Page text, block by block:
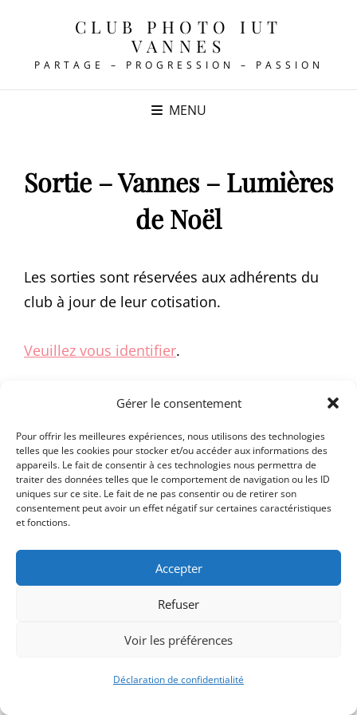
Gérer le consentement
Pour offrir les meilleures expériences, nous utilisons des technologies
telles que les cookies pour stocker et/ou accéder aux informations des
appareils. Le fait de consentir à ces technologies nous permettra de
traiter des données telles que le comportement de navigation ou les ID
uniques sur ce site. Le fait de ne pas consentir ou de retirer son
consentement peut avoir un effet négatif sur certaines caractéristiques
et fonctions.
Accepter
Refuser
Voir les préférences
Déclaration de confidentialité
CLUB PHOTO IUT
VANNES
PARTAGE – PROGRESSION – PASSION
MENU
Sortie – Vannes – Lumières
de Noël
Les sorties sont réservées aux adhérents du
club à jour de leur cotisation.
Veuillez vous identifier.
Signify-Child ByClub Photo IUT Vannes @2025